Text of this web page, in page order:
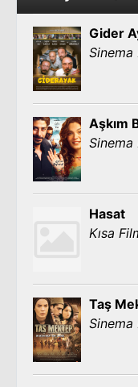
Gider
Sinema
Aşkım
Sinema
Hasat
Kısa
Taş
Sinema